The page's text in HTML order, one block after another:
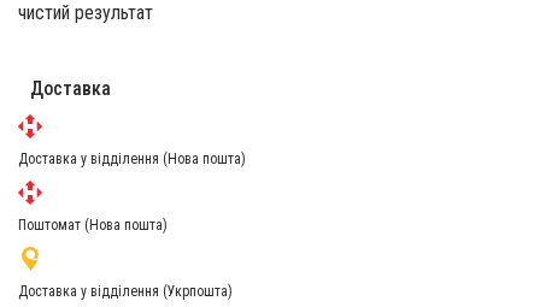
чистий результат
Доставка
Доставка у відділення (Нова пошта)
Поштомат (Нова пошта)
Доставка у відділення (Укрпошта)